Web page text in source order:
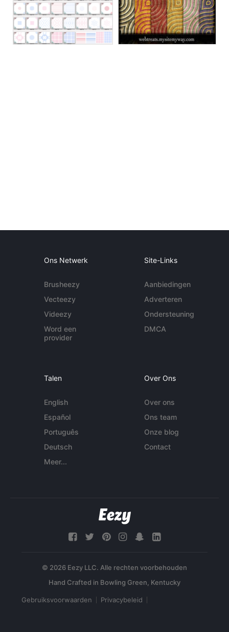
Ons Netwerk
Brusheezy
Vecteezy
Videezy
Word een
provider
Site-Links
Aanbiedingen
Adverteren
Ondersteuning
DMCA
Talen
English
Español
Português
Deutsch
Meer...
Over Ons
Over ons
Ons team
Onze blog
Contact
© 2026 Eezy LLC. Alle rechten voorbehouden
Gebruiksvoorwaarden Privacybeleid